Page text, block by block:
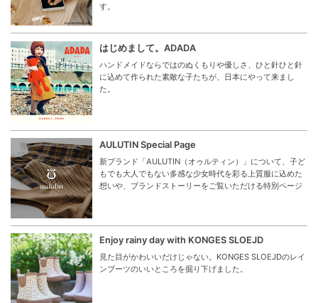
す。
はじめまして。ADADA
ハンドメイドならではのぬくもりや優しさ、ひと針ひと針
に込めて作られた素敵な子たちが、日本にやって来まし
た。
AULUTIN Special Page
新ブランド「AULUTIN（オゥルティン）」について、子ど
もでも大人でもない多感な少女時代を彩る上質服に込めた
想いや、ブランドストーリーをご覧いただける特別ページ
Enjoy rainy day with KONGES SLOEJD
見た目がかわいいだけじゃない。KONGES SLOEJDのレイ
ンブーツのいいところを掘り下げました。